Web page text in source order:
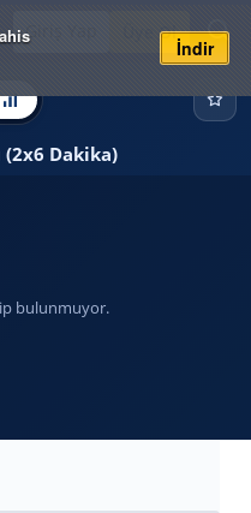
İndir
Giriş Yap Üye Ol
(2x6 Dakika)
bulunmuyor.